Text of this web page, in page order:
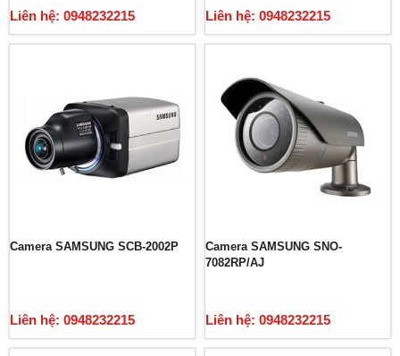
Liên hệ: 0948232215 Liên hệ: 0948232215
Camera SAMSUNG SCB-2002P
Liên hệ: 0948232215
Camera SAMSUNG SNO-
7082RP/AJ
Liên hệ: 0948232215